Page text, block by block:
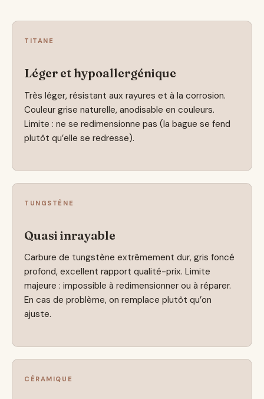
TITANE
Léger et hypoallergénique
Très léger, résistant aux rayures et à la corrosion.
Couleur grise naturelle, anodisable en couleurs.
Limite : ne se redimensionne pas (la bague se fend
plutôt qu’elle se redresse).
TUNGSTÈNE
Quasi inrayable
Carbure de tungstène extrêmement dur, gris foncé
profond, excellent rapport qualité-prix. Limite
majeure : impossible à redimensionner ou à réparer.
En cas de problème, on remplace plutôt qu’on
ajuste.
CÉRAMIQUE